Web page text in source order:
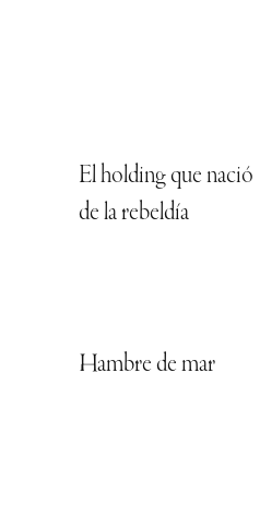
El holding que nació
de la rebeldía
Hambre de mar